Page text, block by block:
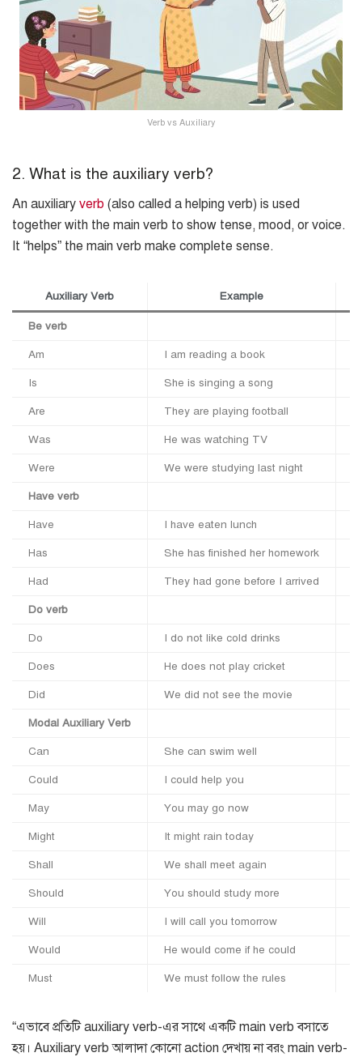
Verb vs Auxiliary
2. What is the auxiliary verb?
An auxiliary verb (also called a helping verb) is used
together with the main verb to show tense, mood, or voice.
It “helps” the main verb make complete sense.
Auxiliary Verb Example
Be verb
Am I am reading a book
Is She is singing a song
Are They are playing football
Was He was watching TV
Were We were studying last night
Have verb
Have I have eaten lunch
Has She has finished her homework
Had They had gone before I arrived
Do verb
Do I do not like cold drinks
Does He does not play cricket
Did We did not see the movie
Modal Auxiliary Verb
Can She can swim well
Could I could help you
May You may go now
Might It might rain today
Shall We shall meet again
Should You should study more
Will I will call you tomorrow
Would He would come if he could
Must We must follow the rules
“এভাবে প্রতিটি auxiliary verb-এর সাথে একটি main verb বসাতে
হয়। Auxiliary verb আলাদা কোনো action দেখায় না বরং main verb-